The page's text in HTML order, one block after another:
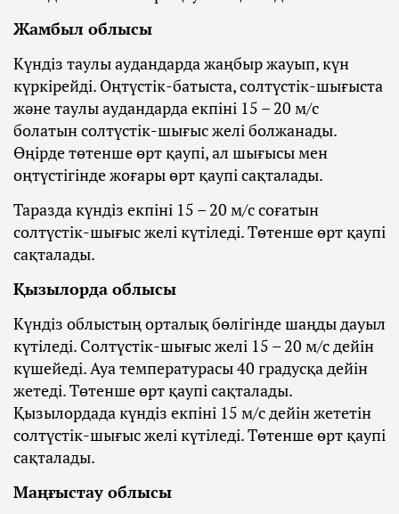
Жамбыл облысы
Күндіз таулы аудандарда жаңбыр жауып, күн
күркірейді. Оңтүстік-батыста, солтүстік-шығыста
және таулы аудандарда екпіні 15 – 20 м/с
болатын солтүстік-шығыс желі болжанады.
Өңірде төтенше өрт қаупі, ал шығысы мен
оңтүстігінде жоғары өрт қаупі сақталады.
Таразда күндіз екпіні 15 – 20 м/с соғатын
солтүстік-шығыс желі күтіледі. Төтенше өрт қаупі
сақталады.
Қызылорда облысы
Күндіз облыстың орталық бөлігінде шаңды дауыл
күтіледі. Солтүстік-шығыс желі 15 – 20 м/с дейін
күшейеді. Ауа температурасы 40 градусқа дейін
жетеді. Төтенше өрт қаупі сақталады.
Қызылордада күндіз екпіні 15 м/с дейін жететін
солтүстік-шығыс желі күтіледі. Төтенше өрт қаупі
сақталады.
Маңғыстау облысы